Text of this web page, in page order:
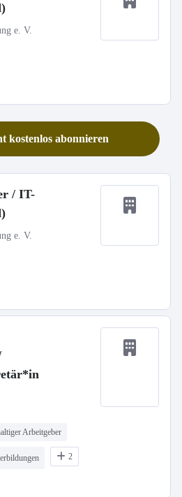
e. V.
kostenlos abonnieren
/ IT-
e. V.
Arbeitgeber
2